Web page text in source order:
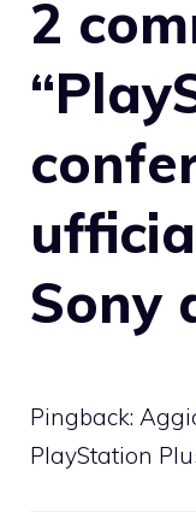
2
Sony
Pingback:
PlayStation